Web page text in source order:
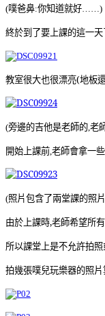
(噗爸鼻:你知道就好 ……)
終於到了要上課的這一天
教室很大也很漂亮(地板
(旁邊的吉他是老師的老
開始上課前老師會拿一
(照片包含了兩堂課的照片
由於上課時,老師希望所
所以課堂上是不允許拍
拍幾張噗兒玩樂器的照